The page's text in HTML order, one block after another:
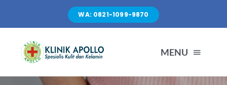
content
WA: 0821-1099-9870
MENU